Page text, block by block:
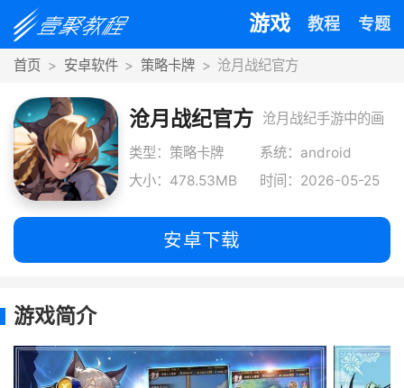
游戏 教程 专题
首页 安卓软件 策略卡牌 沧月战纪官方
沧月战纪官方 沧月战纪手游中的画
面设计十分的独特，
自由的选择角色开启
你的冒险之旅，海量
类型：策略卡牌
系统：android
大小：478.53MB
时间：2026-05-25
安卓下载
游戏简介